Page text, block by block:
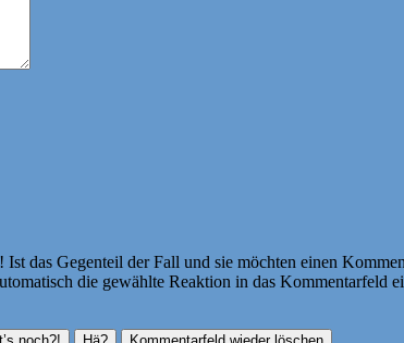
das Gegenteil der Fall und sie möchten einen
die gewählte Reaktion in das Kommentarfeld